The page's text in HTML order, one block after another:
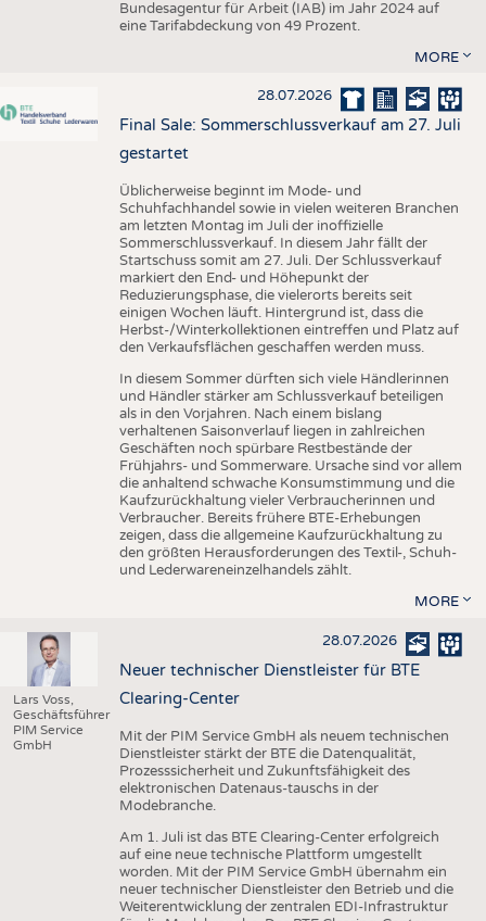
Bundesagentur für Arbeit (IAB) im Jahr 2024 auf
eine Tarifabdeckung von 49 Prozent.
MORE
28.07.2026
Final Sale: Sommerschlussverkauf am 27. Juli
gestartet
Üblicherweise beginnt im Mode- und
Schuhfachhandel sowie in vielen weiteren Branchen
am letzten Montag im Juli der inoffizielle
Sommerschlussverkauf. In diesem Jahr fällt der
Startschuss somit am 27. Juli. Der Schlussverkauf
markiert den End- und Höhepunkt der
Reduzierungsphase, die vielerorts bereits seit
einigen Wochen läuft. Hintergrund ist, dass die
Herbst-/Winterkollektionen eintreffen und Platz auf
den Verkaufsflächen geschaffen werden muss.
In diesem Sommer dürften sich viele Händlerinnen
und Händler stärker am Schlussverkauf beteiligen
als in den Vorjahren. Nach einem bislang
verhaltenen Saisonverlauf liegen in zahlreichen
Geschäften noch spürbare Restbestände der
Frühjahrs- und Sommerware. Ursache sind vor allem
die anhaltend schwache Konsumstimmung und die
Kaufzurückhaltung vieler Verbraucherinnen und
Verbraucher. Bereits frühere BTE-Erhebungen
zeigen, dass die allgemeine Kaufzurückhaltung zu
den größten Herausforderungen des Textil-, Schuh-
und Lederwareneinzelhandels zählt.
MORE
Lars Voss,
Geschäftsführer
PIM Service
GmbH
28.07.2026
Neuer technischer Dienstleister für BTE
Clearing-Center
Mit der PIM Service GmbH als neuem technischen
Dienstleister stärkt der BTE die Datenqualität,
Prozesssicherheit und Zukunftsfähigkeit des
elektronischen Datenaus-tauschs in der
Modebranche.
Am 1. Juli ist das BTE Clearing-Center erfolgreich
auf eine neue technische Plattform umgestellt
worden. Mit der PIM Service GmbH übernahm ein
neuer technischer Dienstleister den Betrieb und die
Weiterentwicklung der zentralen EDI-Infrastruktur